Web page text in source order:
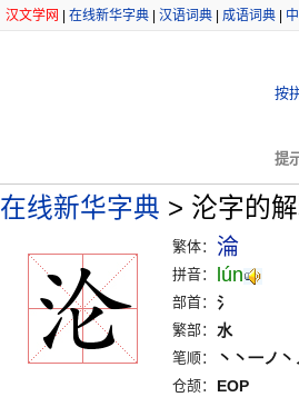
汉文学网 在线新华字典 汉语词典 成语词典
按
提
在线新华字典 > 沦字的
繁体： 淪
拼音： lún
部首： 氵
繁部：
水
笔顺：
丶丶一ノ丶
仓颉： EOP